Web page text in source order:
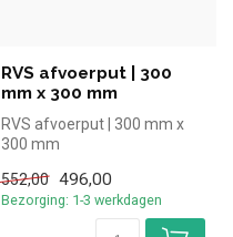
RVS afvoerput | 300
mm x 300 mm
RVS afvoerput | 300 mm x
300 mm
552,00 496,00
Bezorging: 1-3 werkdagen